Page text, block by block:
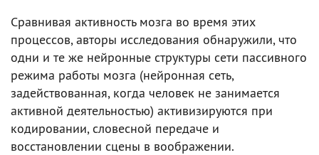
Сравнивая активность мозга во время этих
процессов, авторы исследования обнаружили, что
одни и те же нейронные структуры сети пассивного
режима работы мозга (нейронная сеть,
задействованная, когда человек не занимается
активной деятельностью) активизируются при
кодировании, словесной передаче и
восстановлении сцены в воображении.